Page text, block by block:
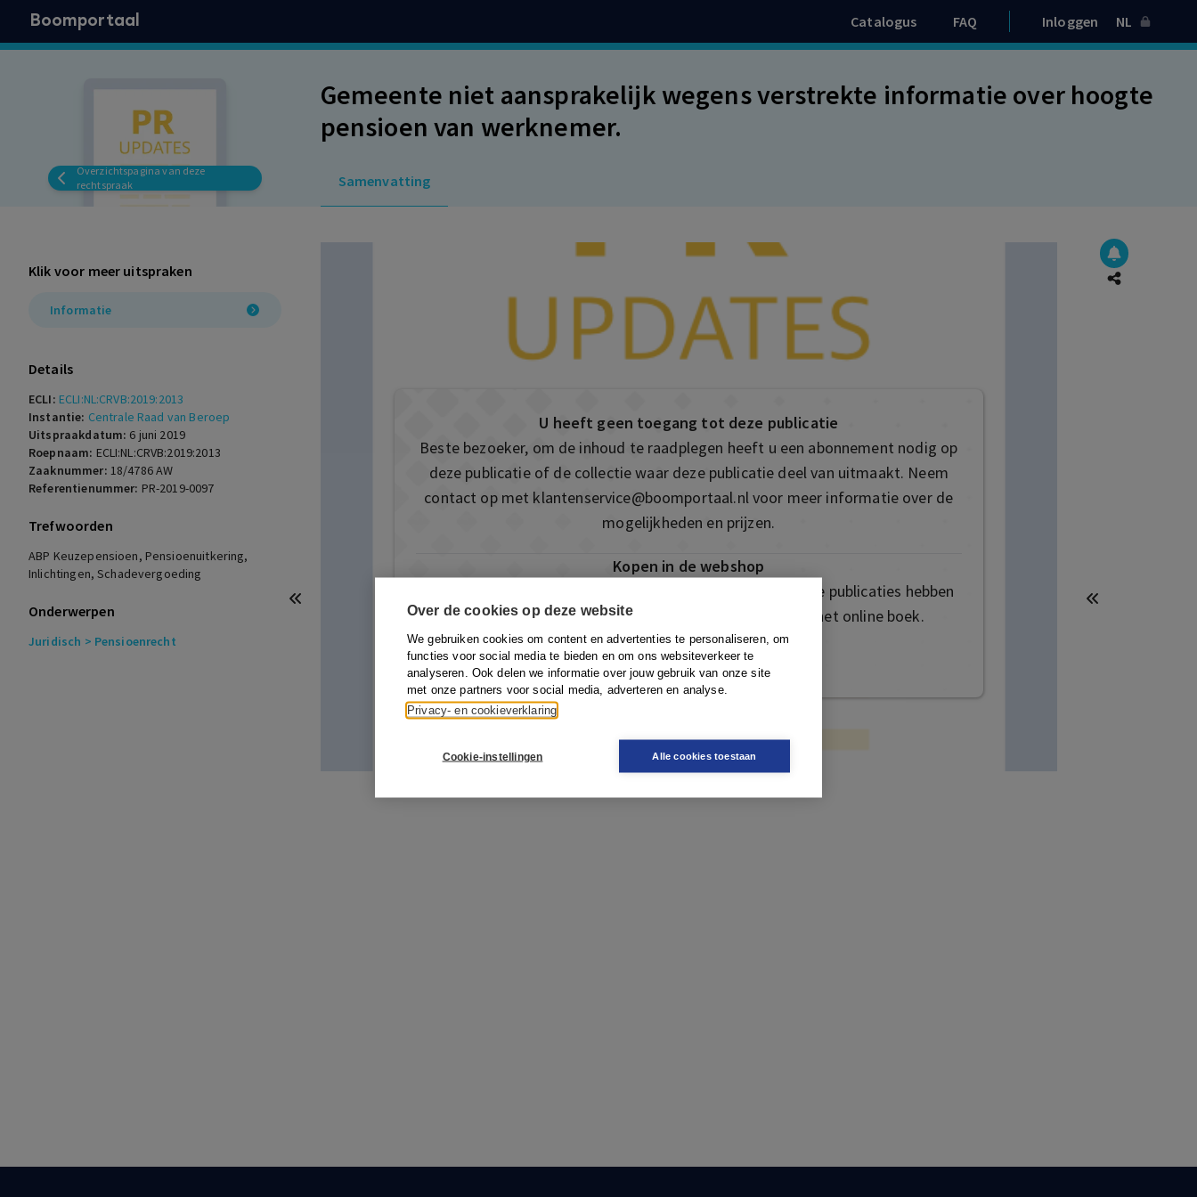
Over de cookies op deze website
We gebruiken cookies om content en advertenties te personaliseren, om
functies voor social media te bieden en om ons websiteverkeer te
analyseren. Ook delen we informatie over jouw gebruik van onze site
met onze partners voor social media, adverteren en analyse.
Privacy- en cookieverklaring
Cookie-instellingen Alle cookies toestaan
Boomportaal Catalogus FAQ Inloggen NL
Overzichtspagina van deze
rechtspraak
Gemeente niet aansprakelijk wegens verstrekte informatie over hoogte
pensioen van werknemer.
Samenvatting
Klik voor meer uitspraken
Informatie
Details
ECLI: ECLI:NL:CRVB:2019:2013
Instantie: Centrale Raad van Beroep
Uitspraakdatum: 6 juni 2019
Roepnaam: ECLI:NL:CRVB:2019:2013
Zaaknummer: 18/4786 AW
Referentienummer: PR-2019-0097
Trefwoorden
ABP Keuzepensioen, Pensioenuitkering,
Inlichtingen, Schadevergoeding
Onderwerpen
Juridisch > Pensioenrecht
U heeft geen toegang tot deze publicatie
Beste bezoeker, om de inhoud te raadplegen heeft u een abonnement nodig op
deze publicatie of de collectie waar deze publicatie deel van uitmaakt. Neem
contact op met klantenservice@boomportaal.nlvoor meer informatie over de
mogelijkheden en prijzen.
Kopen in de webshop
Deze publicatie is ook te vinden in onze webshop. Sommige publicaties hebben
ook de mogelijkheid om direct toegang te kopen tot het online boek.
Naar de webshop